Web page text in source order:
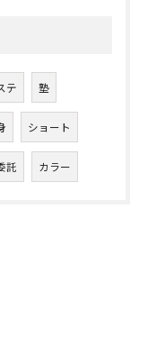
テ 塾
ショート
託 カラー